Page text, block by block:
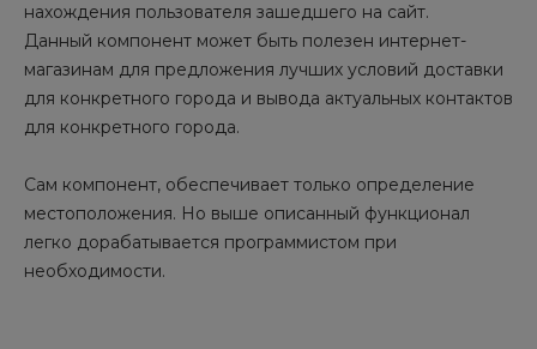
нахождения пользователя зашедшего на сайт.
Данный компонент может быть полезен интернет-
магазинам для предложения лучших условий доставки
для конкретного города и вывода актуальных контактов
для конкретного города.
Сам компонент, обеспечивает только определение
местоположения. Но выше описанный функционал
легко дорабатывается программистом при
необходимости.